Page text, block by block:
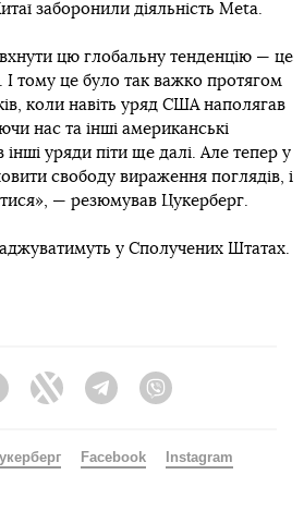
заборонили діяльність Meta.
цю глобальну тенденцію — це
тому це було так важко протягом
коли навіть уряд США наполягав
нас та інші американські
інші уряди піти ще далі. Але тепер у
свободу вираження поглядів, і
— резюмував Цукерберг.
у Сполучених Штатах.
Twitter TelegramViber
Facebook Instagram